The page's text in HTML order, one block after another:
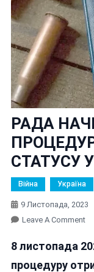
РАДА
СТАТУСУ
Війна Україна
9 Листопада, 2023
Leave A CommentOn
8 листопада
процедуру